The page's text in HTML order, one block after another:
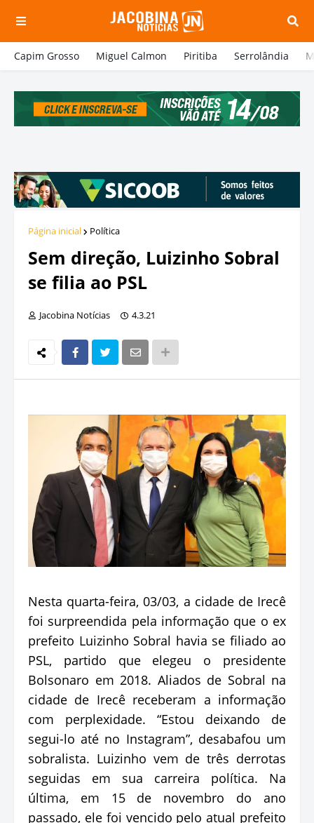
Capim Grosso Miguel Calmon Piritiba Serrolândia
Página inicial Política
Sem direção, Luizinho Sobral
se filia ao PSL
Jacobina Notícias 4.3.21
Nesta quarta-feira, 03/03, a cidade de Irecê
foi surpreendida pela informação que o ex
prefeito Luizinho Sobral havia se filiado ao
PSL, partido que elegeu o presidente
Bolsonaro em 2018. Aliados de Sobral na
cidade de Irecê receberam a informação
com perplexidade. “Estou deixando de
segui-lo até no Instagram”, desabafou um
sobralista. Luizinho vem de três derrotas
seguidas em sua carreira política. Na
última, em 15 de novembro do ano
passado, ele foi vencido pelo atual prefeito